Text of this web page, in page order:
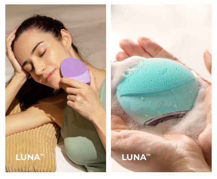
LUNATM LUNATM
LUNA™ 设备
All facial cleansing devices
面膜
Rejuvenation & hydration
UFO™ 设备
All deep facial hydration devices
issa™ Teeth Whitening Set
Dual LED + sonic device & 18% PAP gel
ISSA™ 设备
All silicone sonic toothbrushes
Luxurious clinical anti-aging set
FAQ™ P1 Primer
Manuka honey primer
FAQ™护肤品
All FAQ™ skincare
FAQ™产品
All anti-aging treatments
Anti-aging neck & décolleté LED mask
FAQ™ 221
Anti-aging LED hand mask
FAQ™护肤品
All FAQ™ skincare
FAQ™产品
All LED treatments
FAQ™ Scalp Serum
Scalp recovery probiotic serum
FAQ™护肤品
All FAQ™ skincare
FAQ™产品
All hair treatments
FAQ™ 502
Full-Spectrum Red Light Therapy
FAQ™ Red Light Serum
FAQ™ skincare
All FAQ™ skincare
FAQ™ products
All toning treatments
专业治疗
脱毛
PEACH™ 2 Pro Max
Professional IPL hair removal device
PEACH™ 2
IPL hair removal
身体护理
BEAR™ 2 body
Microcurrent body toning
LUNA™ 4 body
Massaging body brush
痘肌护理
ESPADA™ 2 plus
Recurring acne LED therapy
眼部护理
BEAR™ 2 eyes & lips
Microcurrent line smoothing device
爱沙尼亚 预计送达日期
芬兰 预计送达日期8/10/26
法国 预计送达日期8/10/26
法属波利尼西亚 预计送达日期 8/14/26
德国 预计送达日期8/10/26
直布罗陀 预计送达日期8/14/26
希腊 预计送达日期8/10/26